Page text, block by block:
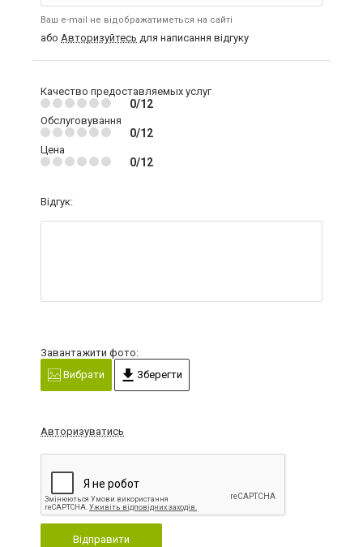
Ваш e-mail не відображатиметься на сайті
або Авторизуйтесь для написання відгуку
Качество предоставляемых услуг
0/12
Обслуговування
0/12
Цена
0/12
Відгук:
Завантажити фото:
Вибрати
Зберегти
Авторизуватись
Відправити